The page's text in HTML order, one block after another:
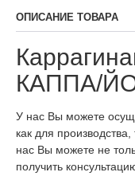
ОПИСАНИЕ ТОВАРА
КАППА/
У нас Вы можете
как для
нас Вы можете не
получить